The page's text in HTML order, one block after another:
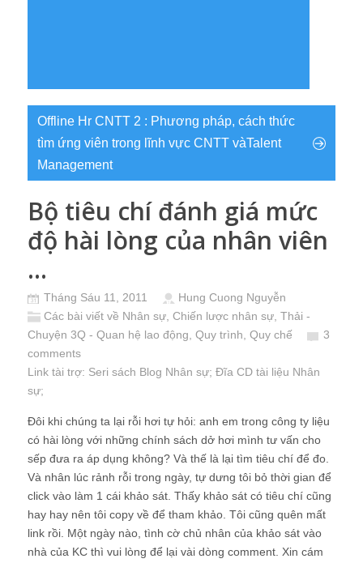
Offline Hr CNTT 2 : Phương pháp, cách thức
tìm ứng viên trong lĩnh vực CNTT vàTalent
Management
Bộ tiêu chí đánh giá mức
độ hài lòng của nhân viên
…
Tháng Sáu 11, 2011
Hung Cuong Nguyễn
Các bài viết về Nhân sự Chiến lược nhân sự Thải -
Chuyện 3Q - Quan hệ lao động, Quy trình, Quy chế
3
comments
Link tài trợ: Seri sách Blog Nhân sự; Đĩa CD tài liệu Nhân
sự;
Đôi khi chúng ta lại rỗi hơi tự hỏi: anh em trong công ty liệu
có hài lòng với những chính sách dở hơi mình tư vấn cho
sếp đưa ra áp dụng không? Và thế là lại tìm tiêu chí để đo.
Và nhân lúc rảnh rỗi trong ngày, tự dưng tôi bỏ thời gian để
click vào làm 1 cái khảo sát. Thấy khảo sát có tiêu chí cũng
hay hay nên tôi copy về để tham khảo. Tôi cũng quên mất
link rồi. Một ngày nào, tình cờ chủ nhân của khảo sát vào
nhà của KC thì vui lòng để lại vài dòng comment. Xin cám